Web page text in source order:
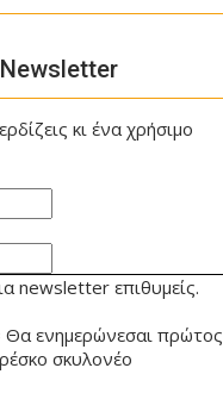
κι ένα χρήσιμο
newsletter επιθυμείς.
ενημερώνεσαι πρώτος
σκυλονέο